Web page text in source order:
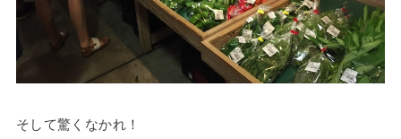
そして驚くなかれ！